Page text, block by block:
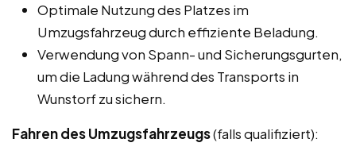
Optimale Nutzung des Platzes im
Umzugsfahrzeug durch effiziente Beladung.
Verwendung von Spann- und Sicherungsgurten,
um die Ladung während des Transports in
Wunstorf zu sichern.
Fahren des Umzugsfahrzeugs(falls qualifiziert):